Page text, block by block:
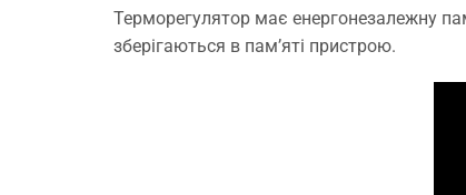
Терморегулятор має енергонезалежну
зберігаються в пам’яті пристрою.